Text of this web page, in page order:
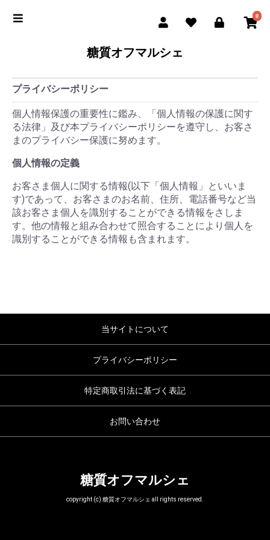
0
糖質オフマルシェ
プライバシーポリシー
個人情報保護の重要性に鑑み、「個人情報の保護に関す
る法律」及び本プライバシーポリシーを遵守し、お客さ
まのプライバシー保護に努めます。
個人情報の定義
お客さま個人に関する情報(以下「個人情報」といいま
す)であって、お客さまのお名前、住所、電話番号など当
該お客さま個人を識別することができる情報をさしま
す。他の情報と組み合わせて照合することにより個人を
識別することができる情報も含まれます。
当サイトについて
プライバシーポリシー
特定商取引法に基づく表記
お問い合わせ
糖質オフマルシェ
copyright (c) 糖質オフマルシェ all rights reserved.